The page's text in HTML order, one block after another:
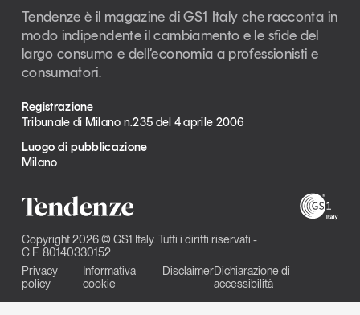
Tendenze è il magazine di GS1 Italy che racconta in
modo indipendente il cambiamento e le sfide del
largo consumo e dell’economia a professionisti e
consumatori.
Registrazione
Tribunale di Milano n.235 del 4 aprile 2006
Luogo di pubblicazione
Milano
Copyright 2026 © GS1 Italy. Tutti i diritti riservati -
C.F. 80140330152
Privacy
policy
Informativa
cookie
DisclaimerDichiarazione di
accessibilità